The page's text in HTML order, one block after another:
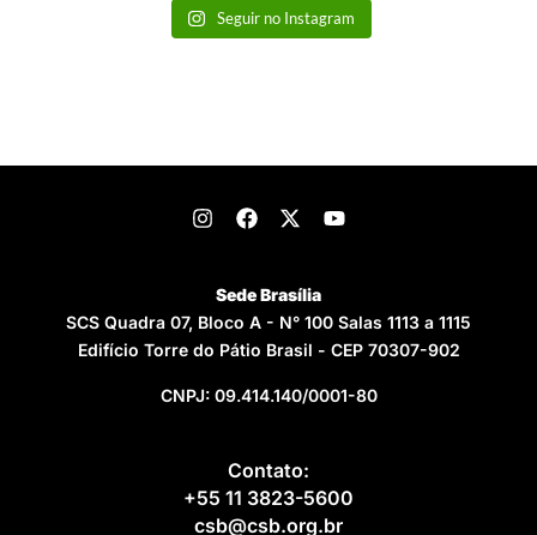
Seguir no Instagram
Sede Brasília
SCS Quadra 07, Bloco A - N° 100 Salas 1113 a 1115
Edifício Torre do Pátio Brasil - CEP 70307-902
CNPJ: 09.414.140/0001-80
Contato:
+55 11 3823-5600
csb@csb.org.br